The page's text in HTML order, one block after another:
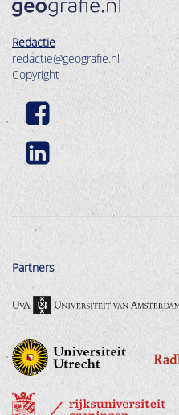
Redactie
redactie@geografie.nl
Copyright
Partners